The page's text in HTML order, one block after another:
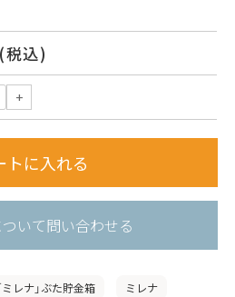
込)
いて問い合わせる
ミレナ」ぶた貯金箱 ミレナ